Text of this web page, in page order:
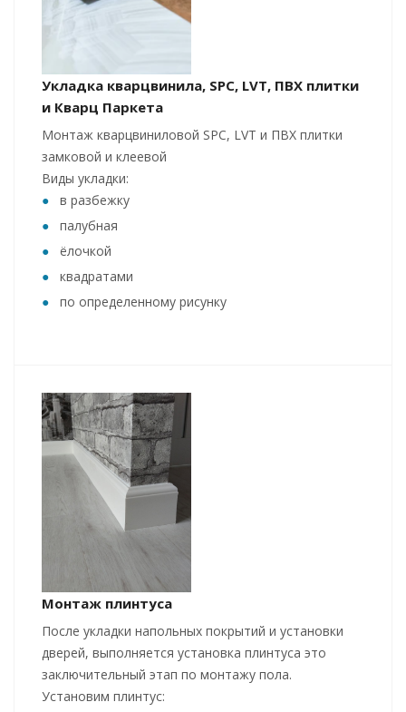
Укладка кварцвинила, SPC, LVT, ПВХ плитки
и Кварц Паркета
Монтаж кварцвиниловой SPC, LVT и ПВХ плитки
замковой и клеевой
Виды укладки:
в разбежку
палубная
ёлочкой
квадратами
по определенному рисунку
Монтаж плинтуса
После укладки напольных покрытий и установки
дверей, выполняется установка плинтуса это
заключительный этап по монтажу пола.
Установим плинтус: